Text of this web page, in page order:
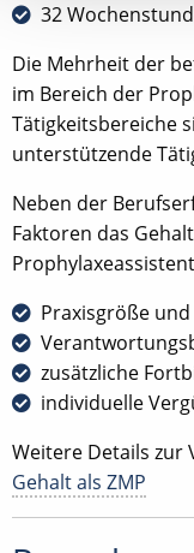
32
Die Mehrheit der
im Bereich der
Tätigkeitsbereiche
unterstützende
Neben der
Faktoren das
Praxisgröße
zusätzliche
individuelle
Weitere Details zur
Gehalt als ZMP